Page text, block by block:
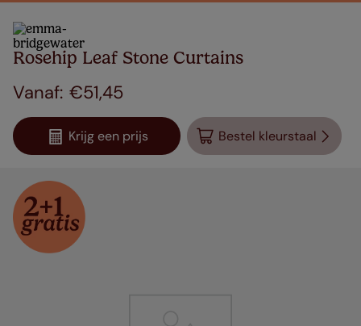
Rosehip Leaf Stone Curtains
€51,45
Krijg een prijs Bestel kleurstaal